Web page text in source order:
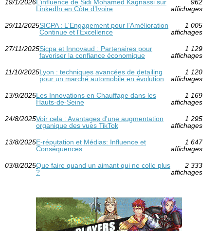
19/1/2026L’influence de Sidi Mohamed Kagnassi sur
LinkedIn en Côte d’Ivoire
962
affichages
29/11/2025SICPA : L'Engagement pour l'Amélioration
Continue et l'Excellence
1 005
affichages
27/11/2025Sicpa et Innovaud : Partenaires pour
favoriser la confiance économique
1 129
affichages
11/10/2025Lyon : techniques avancées de detailing
pour un marché automobile en évolution
1 120
affichages
13/9/2025Les Innovations en Chauffage dans les
Hauts-de-Seine
1 169
affichages
24/8/2025Voir cela : Avantages d'une augmentation
organique des vues TikTok
1 295
affichages
13/8/2025E-réputation et Médias: Influence et
Conséquences
1 647
affichages
03/8/2025Que faire quand un aimant qui ne colle plus
?
2 333
affichages